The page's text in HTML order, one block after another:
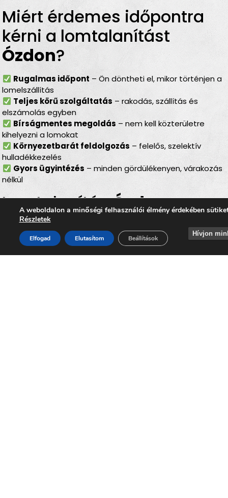
Miért érdemes időpontra
kérni a lomtalanítást
Ózdon?
Rugalmas időpont – Ön döntheti el, mikor történjen a
lomelszállítás
Teljes körű szolgáltatás – rakodás, szállítás és
elszámolás egyben
Bírságmentes megoldás – nem kell közterületre
kihelyezni a lomokat
Környezetbarát feldolgozás – felelős, szelektív
hulladékkezelés
Gyors ügyintézés – minden gördülékenyen, várakozás
nélkül
LomtalanításÓzdon–
ideális választás minden
helyzetben
A weboldalon a minőségi felhasználói élmény érdekében
Részletek
Elfogad Elutasítom Beállítások
Hívjon